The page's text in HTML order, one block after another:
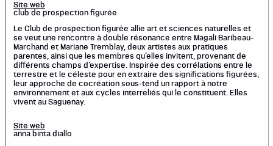
Site web
club de prospection figurée
Le Club de prospection figurée allie art et sciences naturelles et
se veut une rencontre à double résonance entre Magali Baribeau-
Marchand et Mariane Tremblay, deux artistes aux pratiques
parentes, ainsi que les membres qu’elles invitent, provenant de
différents champs d’expertise. Inspirée des corrélations entre le
terrestre et le céleste pour en extraire des significations figurées,
leur approche de cocréation sous-tend un rapport à notre
environnement et aux cycles interreliés qui le constituent. Elles
vivent au Saguenay.
Site web
anna binta diallo